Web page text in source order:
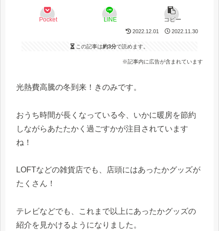
Pocket LINE コピー
2022.12.01 2022.11.30
この記事は約3分で読めます。
※記事内に広告が含まれています
光熱費高騰の冬到来！きのみです。
おうち時間が長くなっている今、いかに暖房を節約
しながらあたたかく過ごすかが注目されています
ね！
LOFTなどの雑貨店でも、店頭にはあったかグッズが
たくさん！
テレビなどでも、これまで以上にあったかグッズの
紹介を見かけるようになりました。